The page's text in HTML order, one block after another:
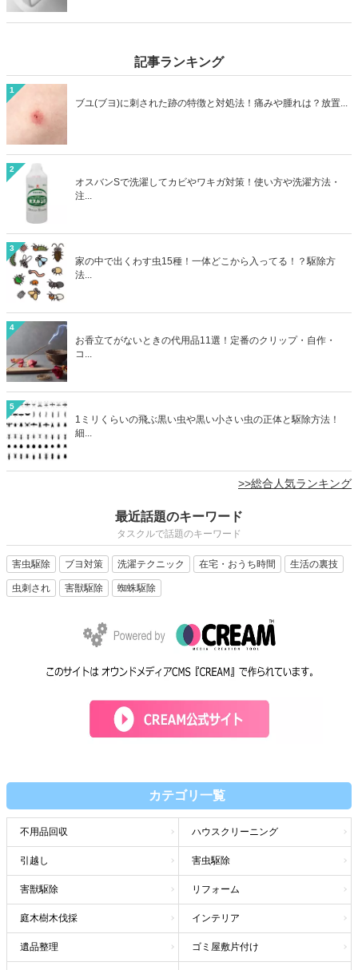
にならず処分することができますよ。
記事ランキング
1
ブユ(ブヨ)に刺された跡の特徴と対処法！痛みや腫れは？放置...
2
オスバンSで洗濯してカビやワキガ対策！使い方や洗濯方法・
注...
3
家の中で出くわす虫15種！一体どこから入ってる！？駆除方
法...
4
お香立てがないときの代用品11選！定番のクリップ・自作・
コ...
5
1ミリくらいの飛ぶ黒い虫や黒い小さい虫の正体と駆除方法！
細...
>>総合人気ランキング
最近話題のキーワード
タスクルで話題のキーワード
害虫駆除 ブヨ対策 洗濯テクニック 在宅・おうち時間 生活の裏技
虫刺され 害獣駆除 蜘蛛駆除
カテゴリ一覧
不用品回収 ハウスクリーニング
引越し 害虫駆除
害獣駆除 リフォーム
庭木樹木伐採 インテリア
遺品整理 ゴミ屋敷片付け